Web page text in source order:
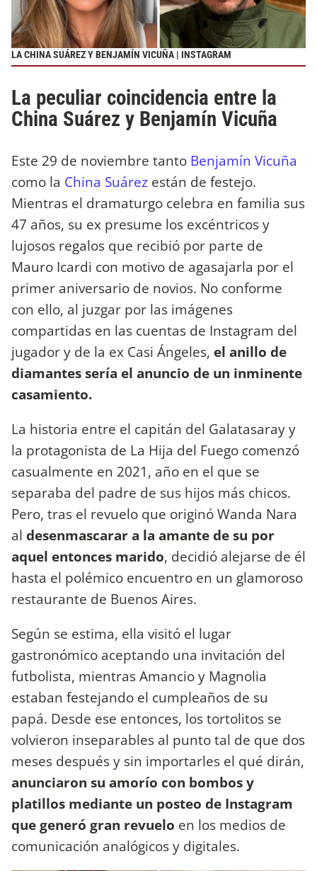
LA CHINA SUÁREZ Y BENJAMÍN VICUÑA | INSTAGRAM
La peculiar coincidencia entre la
China Suárez y Benjamín Vicuña
Este 29 de noviembre tanto Benjamín Vicuña
como la China Suárez están de festejo.
Mientras el dramaturgo celebra en familia sus
47 años, su ex presume los excéntricos y
lujosos regalos que recibió por parte de
Mauro Icardi con motivo de agasajarla por el
primer aniversario de novios. No conforme
con ello, al juzgar por las imágenes
compartidas en las cuentas de Instagram del
jugador y de la ex Casi Ángeles, el anillo de
diamantes sería el anuncio de un inminente
casamiento.
La historia entre el capitán del Galatasaray y
la protagonista de La Hija del Fuego comenzó
casualmente en 2021, año en el que se
separaba del padre de sus hijos más chicos.
Pero, tras el revuelo que originó Wanda Nara
al desenmascarar a la amante de su por
aquel entonces marido, decidió alejarse de él
hasta el polémico encuentro en un glamoroso
restaurante de Buenos Aires.
Según se estima, ella visitó el lugar
gastronómico aceptando una invitación del
futbolista, mientras Amancio y Magnolia
estaban festejando el cumpleaños de su
papá. Desde ese entonces, los tortolitos se
volvieron inseparables al punto tal de que dos
meses después y sin importarles el qué dirán,
anunciaron su amorío con bombos y
platillos mediante un posteo de Instagram
que generó gran revuelo en los medios de
comunicación analógicos y digitales.